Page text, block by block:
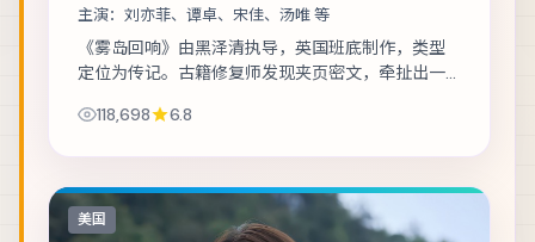
主演： 刘亦菲、谭卓、宋佳、汤唯 等
《雾岛回响》由黑泽清执导，英国班底制作，类型
定位为传记。古籍修复师发现夹页密文，牵扯出一
等，表演层次丰富。群戏调度成熟，配角亦有完...
118,698 6.8
美国